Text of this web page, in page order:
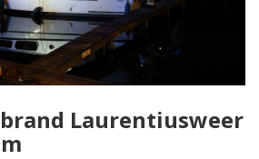
Laurentiusweer